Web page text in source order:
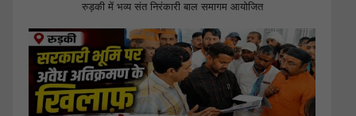
रुड़की में भव्य संत निरंकारी बाल समागम आयोजित